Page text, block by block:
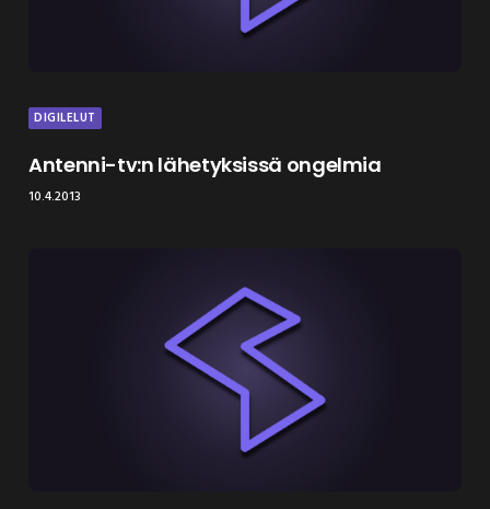
DIGILELUT
Antenni-tv:n lähetyksissä ongelmia
10.4.2013